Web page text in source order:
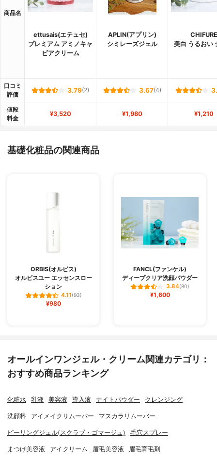
商品名
ettusais(エテュセ)
プレミアム アミノキャ
ビアクリーム
APLIN(アプリン)
シミレーズジェル
CHIFURE
美白 うるおい
口コミ
評価
3.79(2) 3.67(4)
値段
料金
¥3,520 ¥1,980 ¥1,210
基礎化粧品の関連商品
ORBIS(オルビス)
オルビスユー エッセンスロー
ション
4.11(93)
¥980
FANCL(ファンケル)
ディープクリア洗顔パウダー
3.84(80)
¥1,600
オールインワンジェル・クリーム関連カテゴリ：
おすすめ商品ランキング
化粧水 乳液 美容液 導入液 ナイトパウダー クレンジング
洗顔料 アイメイクリムーバー マスカラリムーバー
ピーリングジェル(スクラブ・ゴマージュ) 毛穴スプレー
まつげ美容液 アイクリーム 眉毛美容液 眉毛育毛剤